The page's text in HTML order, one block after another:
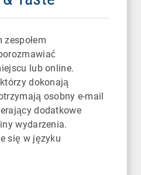
lub online.
dokonają
osobny e-mail
dodatkowe
wydarzenia.
się w języku